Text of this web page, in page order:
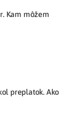
Kam môžem
preplatok. Ako